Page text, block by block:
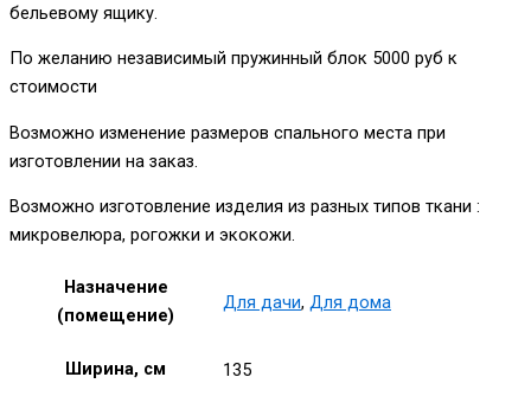
бельевому ящику.
По желанию независимый пружинный блок 5000 руб к
стоимости
Возможно изменение размеров спального места при
изготовлении на заказ.
Возможно изготовление изделия из разных типов ткани :
микровелюра, рогожки и экокожи.
Назначение
(помещение)
Для дачи, Для дома
Ширина, см 135